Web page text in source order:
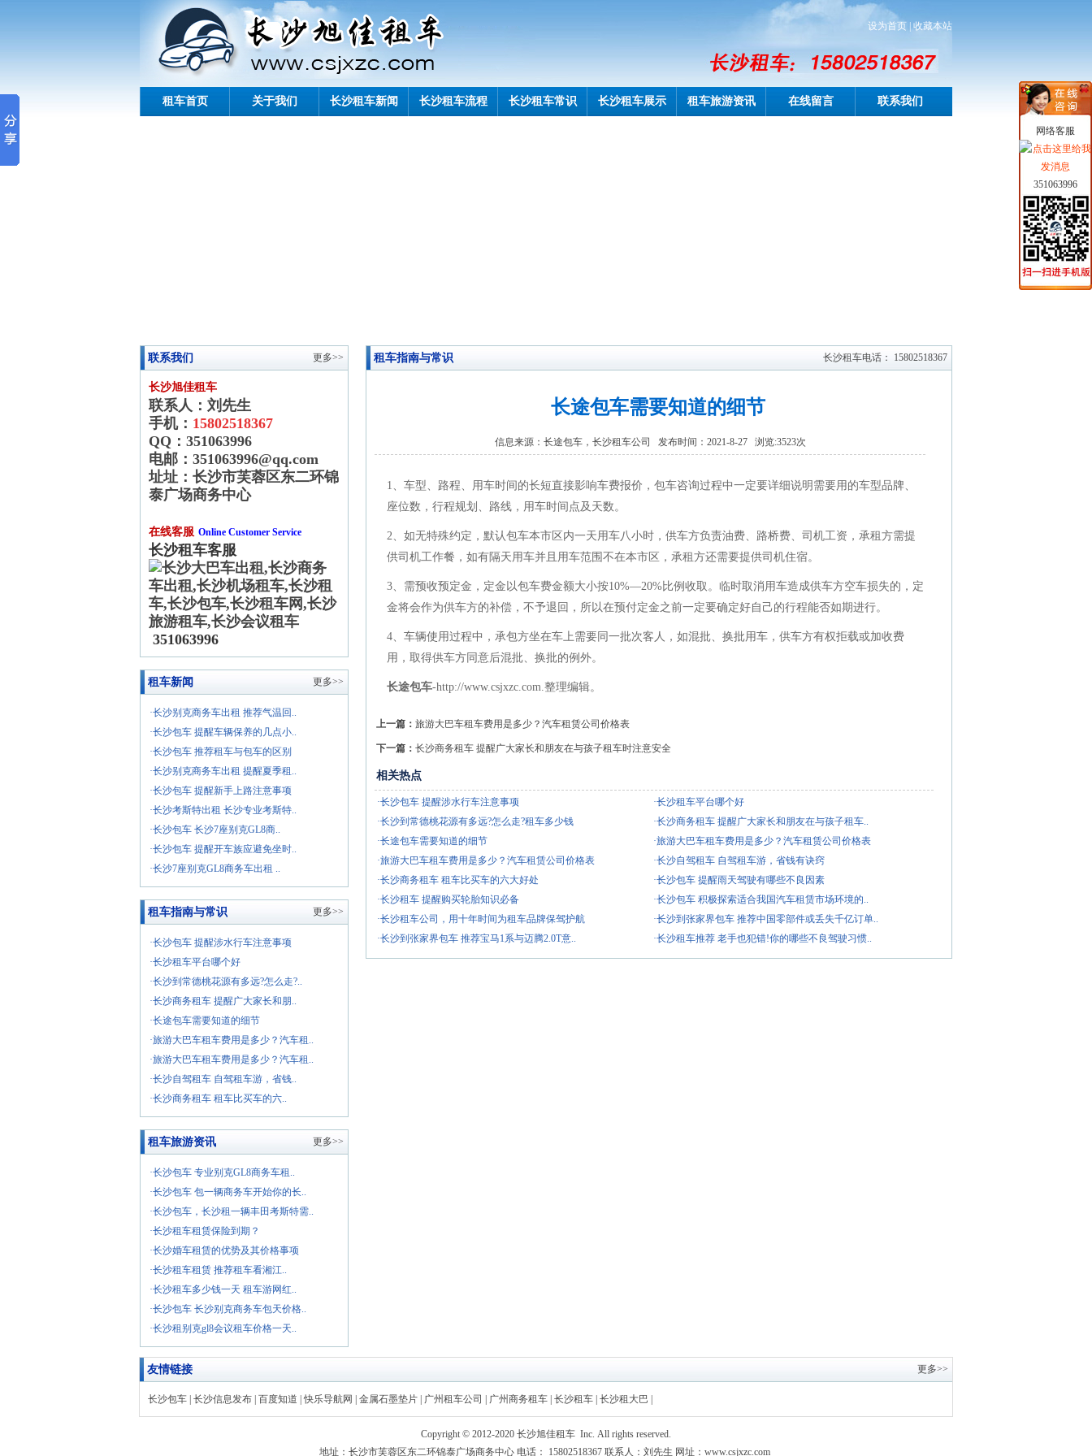
设为首页 收藏本站
租车首页 关于我们 长沙租车新闻 长沙租车流程 长沙租车常识 长沙租车展示 租车旅游资讯 在线留言 联系我们
联系我们 更多>>
长沙旭佳租车
联系人：刘先生
手机： 15802518367
QQ：351063996
电邮：351063996@qq.com
址址：长沙市芙蓉区东二环锦
泰广场商务中心
在线客服 Online Customer Service
长沙租车客服
351063996
租车新闻 更多>>
·长沙别克商务车出租 推荐气温回..
·长沙包车 提醒车辆保养的几点小..
·长沙包车 推荐租车与包车的区别
·长沙别克商务车出租 提醒夏季租..
·长沙包车 提醒新手上路注意事项
·长沙考斯特出租 长沙专业考斯特..
·长沙包车 长沙7座别克GL8商..
·长沙包车 提醒开车族应避免坐时..
·长沙7座别克GL8商务车出租 ..
租车指南与常识 更多>>
·长沙包车 提醒涉水行车注意事项
·长沙租车平台哪个好
·长沙到常德桃花源有多远?怎么走?..
·长沙商务租车 提醒广大家长和朋..
·长途包车需要知道的细节
·旅游大巴车租车费用是多少？汽车租..
·旅游大巴车租车费用是多少？汽车租..
·长沙自驾租车 自驾租车游，省钱..
·长沙商务租车 租车比买车的六..
租车旅游资讯 更多>>
·长沙包车 专业别克GL8商务车租..
·长沙包车 包一辆商务车开始你的长..
·长沙包车，长沙租一辆丰田考斯特需..
·长沙租车租赁保险到期？
·长沙婚车租赁的优势及其价格事项
·长沙租车租赁 推荐租车看湘江..
·长沙租车多少钱一天 租车游网红..
·长沙包车 长沙别克商务车包天价格..
·长沙租别克gl8会议租车价格一天..
租车指南与常识 长沙租车电话： 15802518367
长途包车需要知道的细节
信息来源： 长途包车，长沙租车公司 发布时间：2021-8-27 浏览:3523次
1、车型、路程、用车时间的长短直接影响车费报价，包车咨询过程中一定要详细说明需要用的车型品牌、
座位数，行程规划、路线，用车时间点及天数。
2、如无特殊约定，默认包车本市区内一天用车八小时，供车方负责油费、路桥费、司机工资，承租方需提
供司机工作餐，如有隔天用车并且用车范围不在本市区，承租方还需要提供司机住宿。
3、需预收预定金，定金以包车费金额大小按10%—20%比例收取。临时取消用车造成供车方空车损失的，定
金将会作为供车方的补偿，不予退回，所以在预付定金之前一定要确定好自己的行程能否如期进行。
4、车辆使用过程中，承包方坐在车上需要同一批次客人，如混批、换批用车，供车方有权拒载或加收费
用，取得供车方同意后混批、换批的例外。
长途包车-http://www.csjxzc.com.整理编辑。
上一篇： 旅游大巴车租车费用是多少？汽车租赁公司价格表
下一篇： 长沙商务租车 提醒广大家长和朋友在与孩子租车时注意安全
相关热点
·长沙包车 提醒涉水行车注意事项
·长沙租车平台哪个好
·长沙到常德桃花源有多远?怎么走?租车多少钱
·长沙商务租车 提醒广大家长和朋友在与孩子租车..
·长途包车需要知道的细节
·旅游大巴车租车费用是多少？汽车租赁公司价格表
·旅游大巴车租车费用是多少？汽车租赁公司价格表
·长沙自驾租车 自驾租车游，省钱有诀窍
·长沙商务租车 租车比买车的六大好处
·长沙包车 提醒雨天驾驶有哪些不良因素
·长沙租车 提醒购买轮胎知识必备
·长沙包车 积极探索适合我国汽车租赁市场环境的..
·长沙租车公司，用十年时间为租车品牌保驾护航
·长沙到张家界包车 推荐中国零部件或丢失千亿订单..
·长沙到张家界包车 推荐宝马1系与迈腾2.0T意..
·长沙租车推荐 老手也犯错!你的哪些不良驾驶习惯..
友情链接 更多>>
长沙包车 长沙信息发布 百度知道 |快乐导航网 金属石墨垫片 广州租车公司 广州商务租车 长沙租车 长沙租大巴
Copyright © 2012-2020 长沙旭佳租车 Inc. All rights reserved.
地址：长沙市芙蓉区东二环锦泰广场商务中心 电话： 15802518367 联系人：刘先生 网址：www.csjxzc.com
网络客服
351063996